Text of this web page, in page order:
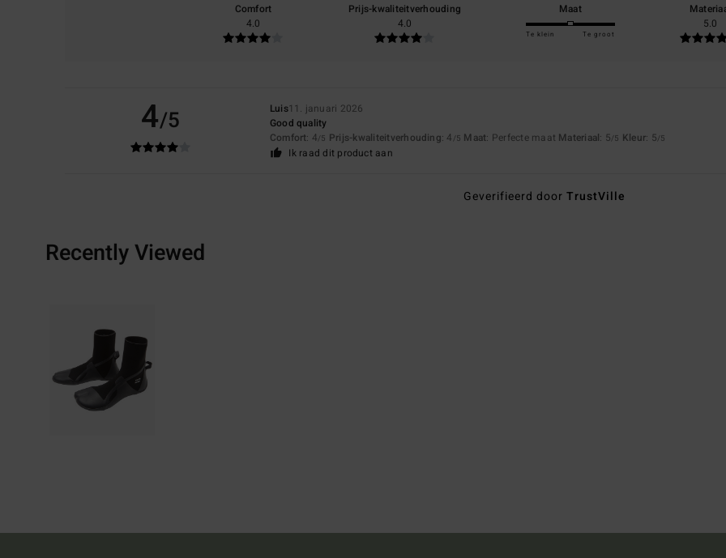
Comfort
4.0
Prijs-kwaliteitverhouding
4.0
Maat
Te klein Te groot
5.0
4/5 Luis11. januari 2026
Good quality
Comfort: 4/5 Prijs-kwaliteitverhouding: 4 /5 Maat: Perfecte maat Materiaal: 5/5 Kleur: 5/5
Ik raad dit product aan
Geverifieerd door TrustVille
Recently Viewed